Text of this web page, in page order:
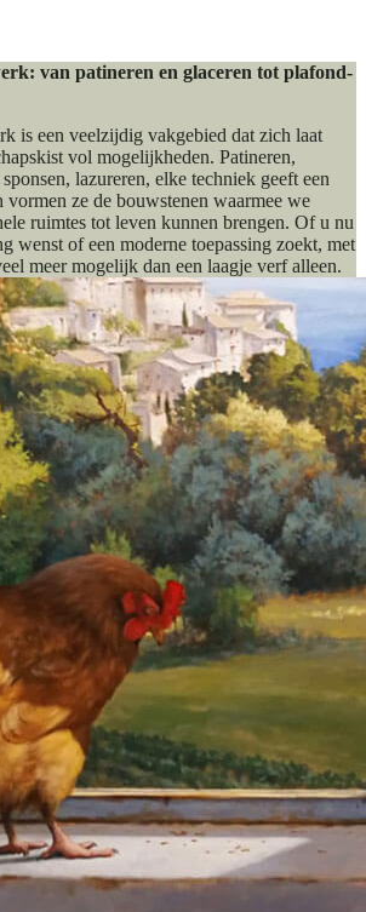
van patineren en glaceren tot plafond-
is een veelzijdig vakgebied dat zich laat
vol mogelijkheden. Patineren,
lazureren, elke techniek geeft een
vormen ze de bouwstenen waarmee we
ruimtes tot leven kunnen brengen. Of u nu
wenst of een moderne toepassing zoekt, met
meer mogelijk dan een laagje verf alleen.